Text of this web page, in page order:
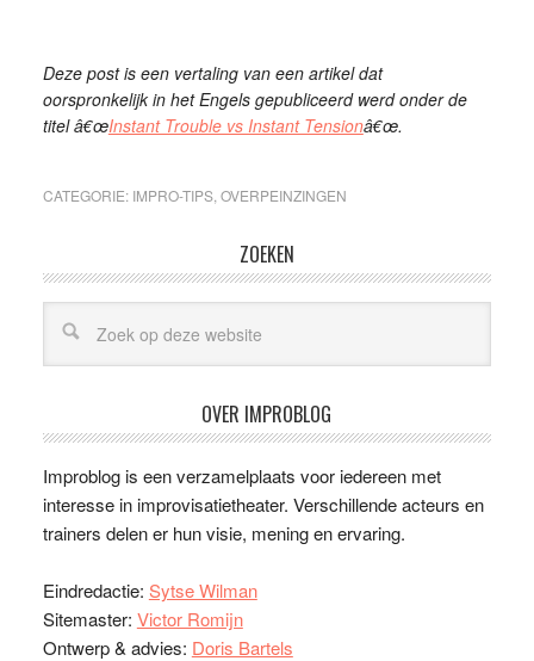
Deze post is een vertaling van een artikel dat
oorspronkelijk in het Engels gepubliceerd werd onder de
titel â€œInstant Trouble vs Instant Tensionâ€œ.
CATEGORIE: IMPRO-TIPS, OVERPEINZINGEN
ZOEKEN
OVER IMPROBLOG
Improblog is een verzamelplaats voor iedereen met
interesse in improvisatietheater. Verschillende acteurs en
trainers delen er hun visie, mening en ervaring.
Eindredactie: Sytse Wilman
Sitemaster: Victor Romijn
Ontwerp & advies: Doris Bartels